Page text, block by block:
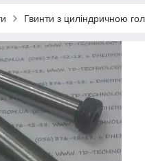
Гвинти з циліндричною